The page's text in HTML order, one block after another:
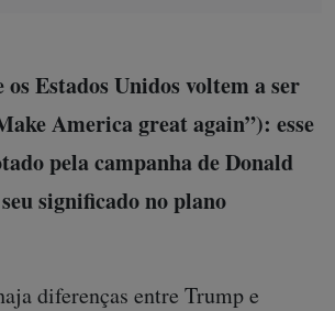
os Estados Unidos voltem a ser
America great again”): esse
pela campanha de Donald
significado no plano
diferenças entre Trump e